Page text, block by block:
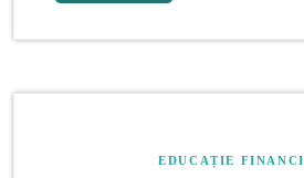
EDUCAȚIE